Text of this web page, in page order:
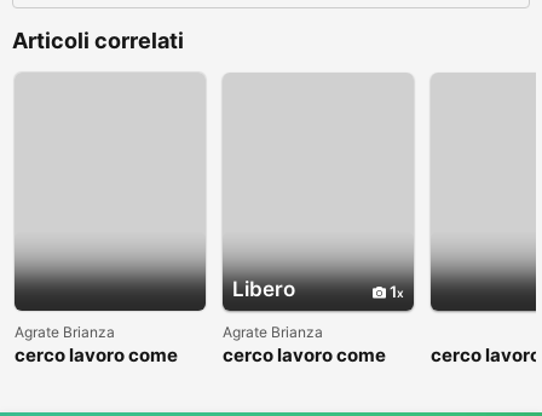
Articoli correlati
Agrate Brianza
cerco lavoro come
Libero 1
Agrate Brianza
cerco lavoro come
cerco